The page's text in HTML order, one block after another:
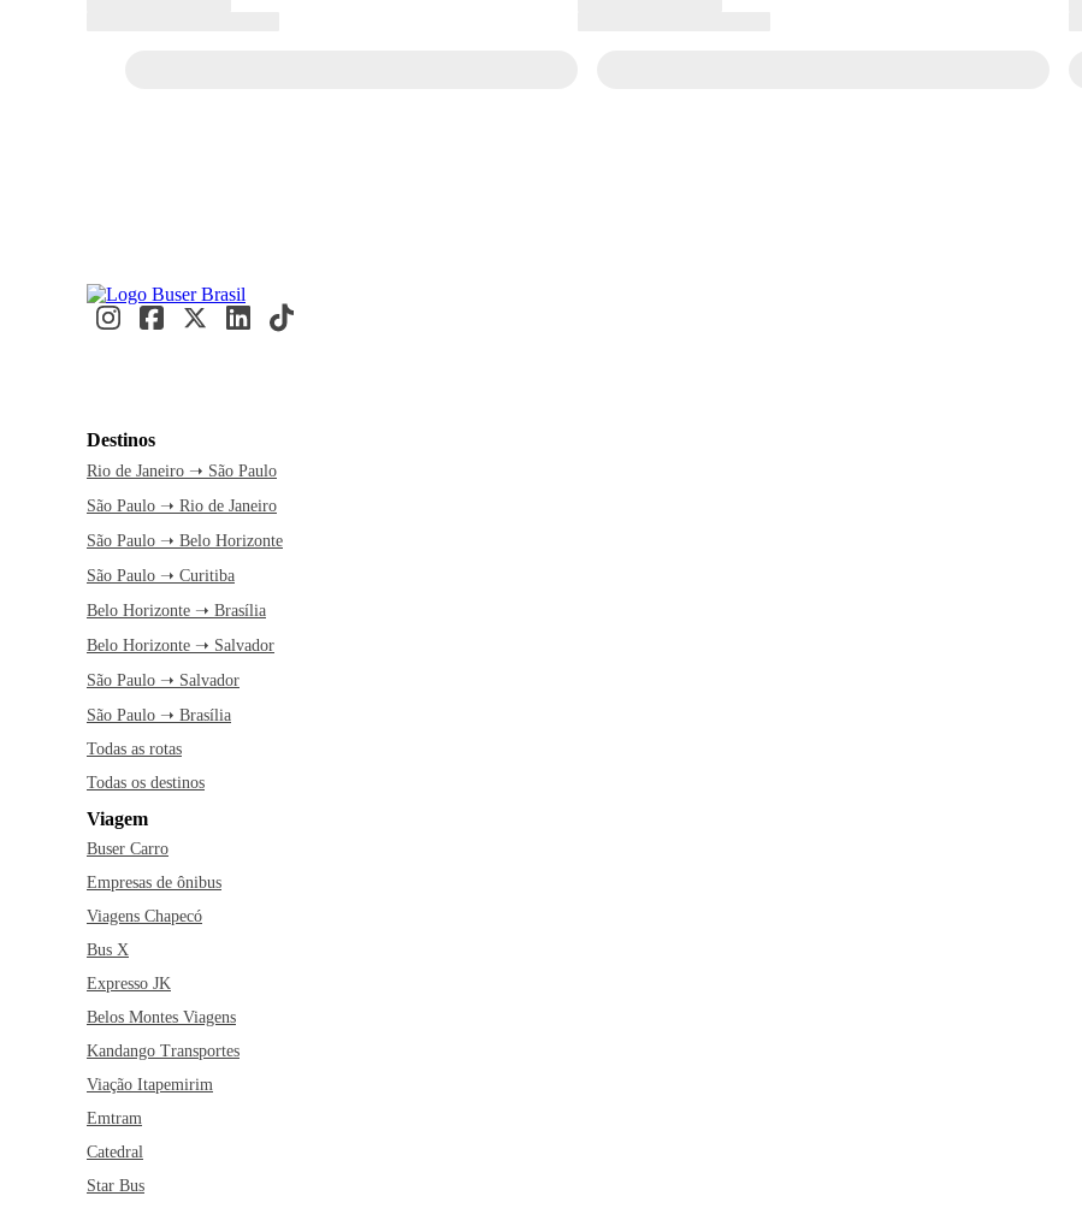
Destinos
Rio de Janeiro ➝ São Paulo
São Paulo ➝ Rio de Janeiro
São Paulo ➝ Belo Horizonte
São Paulo ➝ Curitiba
Belo Horizonte ➝ Brasília
Belo Horizonte ➝ Salvador
São Paulo ➝ Salvador
São Paulo ➝ Brasília
Todas as rotas
Todas os destinos
Viagem
Buser Carro
Empresas de ônibus
Viagens Chapecó
Bus X
Expresso JK
Belos Montes Viagens
Kandango Transportes
Viação Itapemirim
Emtram
Catedral
Star Bus